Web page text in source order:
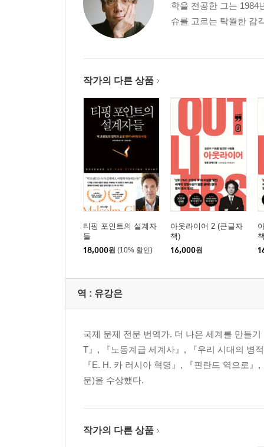
학을 전공한 그는 1984
슈를 고르는 탁월한 감
작가의 다른 상품
티핑 포인트의 설계자
들
18,000원 (10% 할인)
아웃라이어 2 (큰글자
책)
16,000원
역 : 유강은
국제 문제 전문 번역가. 더 나은 세계를 만들
T』, 『노동계급 세계사』, 『우리 시대의 병
『E. H. 카 러시아 혁명』, 『핀란드 역으로
문)을 수상했다.
작가의 다른 상품